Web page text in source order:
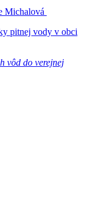
Michalová
pitnej vody v obci
vôd do verejnej